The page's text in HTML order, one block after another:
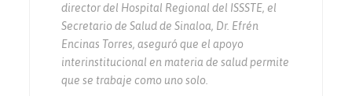
director del Hospital Regional del ISSSTE, el
Secretario de Salud de Sinaloa, Dr. Efrén
Encinas Torres, aseguró que el apoyo
interinstitucional en materia de salud permite
que se trabaje como uno solo.